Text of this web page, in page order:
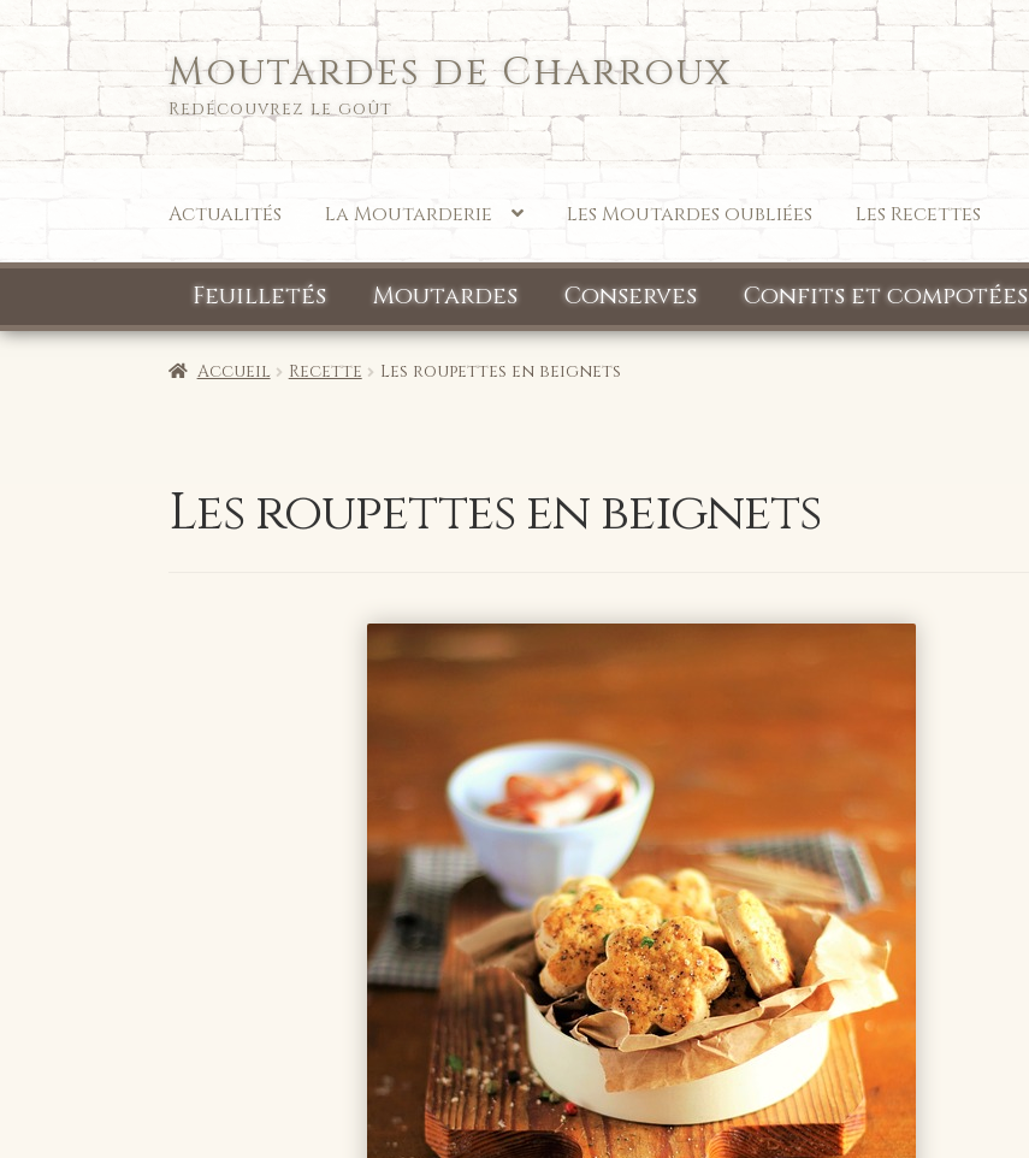
Aller
à
la
navigation
Aller
au
contenu
Moutardes de Charroux
Redécouvrez le goût
Actualités La Moutarderie Les Moutardes oubliées Les Recettes
Feuilletés Moutardes Conserves Confits et compotées
Accueil Recette Les roupettes en beignets
Les roupettes en beignets